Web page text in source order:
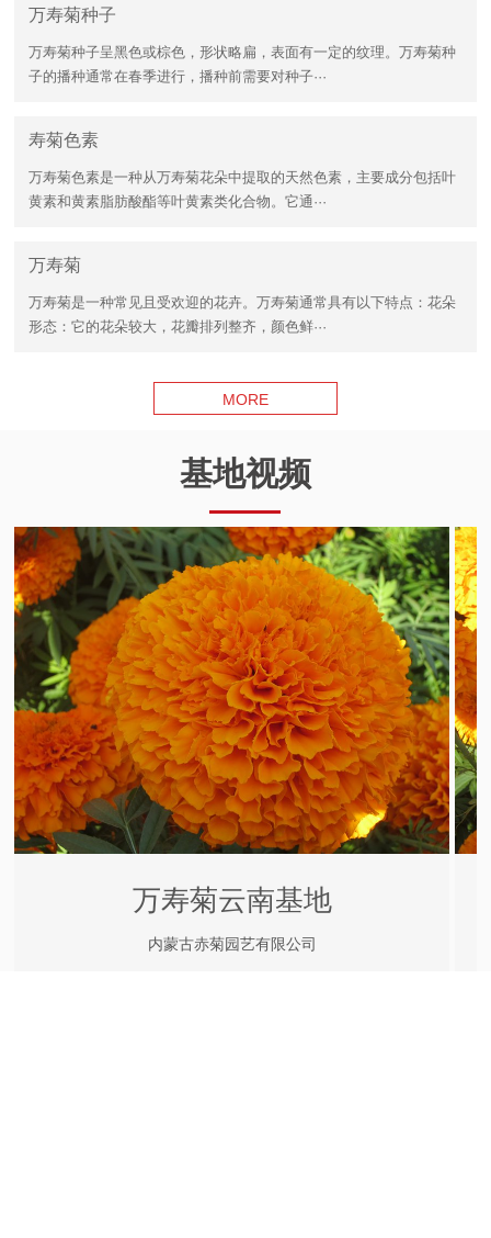
万寿菊种子
万寿菊种子呈黑色或棕色，形状略扁，表面有一定的纹理。万寿菊种
子的播种通常在春季进行，播种前需要对种子···
寿菊色素
万寿菊色素是一种从万寿菊花朵中提取的天然色素，主要成分包括叶
黄素和黄素脂肪酸酯等叶黄素类化合物。它通···
万寿菊
万寿菊是一种常见且受欢迎的花卉。万寿菊通常具有以下特点：花朵
形态：它的花朵较大，花瓣排列整齐，颜色鲜···
MORE
基地视频
万寿菊云南基地
内蒙古赤菊园艺有限公司